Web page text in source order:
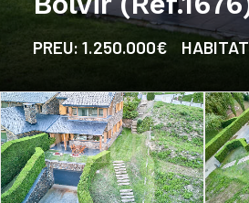
PREU: 1.250.000€